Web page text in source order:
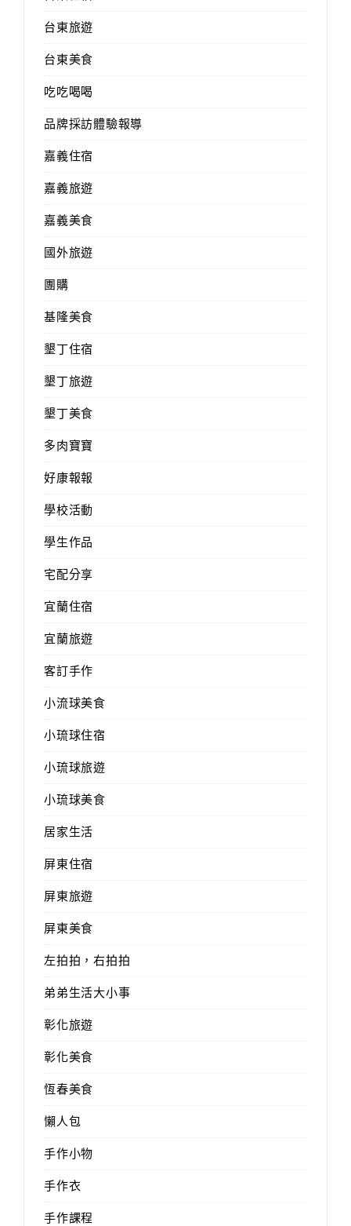
台東旅遊
台東美食
吃吃喝喝
品牌採訪體驗報導
嘉義住宿
嘉義旅遊
嘉義美食
國外旅遊
團購
基隆美食
墾丁住宿
墾丁旅遊
墾丁美食
多肉寶寶
好康報報
學校活動
學生作品
宅配分享
宜蘭住宿
宜蘭旅遊
客訂手作
小流球美食
小琉球住宿
小琉球旅遊
小琉球美食
居家生活
屏東住宿
屏東旅遊
屏東美食
左拍拍，右拍拍
弟弟生活大小事
彰化旅遊
彰化美食
恆春美食
懶人包
手作小物
手作衣
手作課程